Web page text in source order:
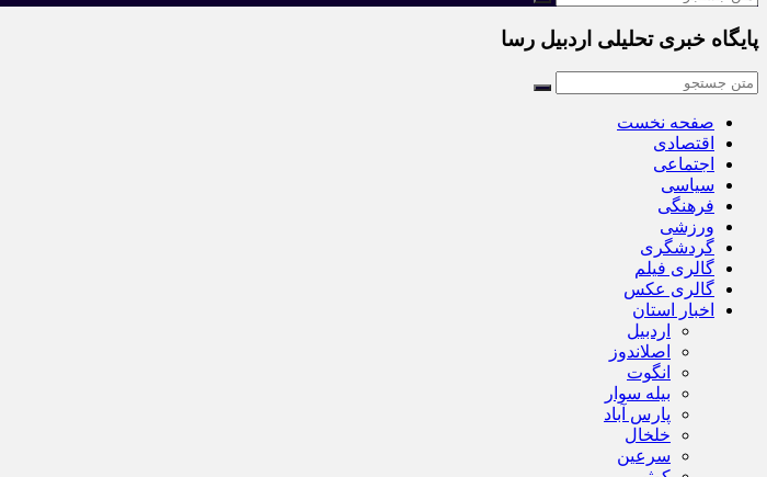
پایگاه خبری تحلیلی اردبیل رسا
صفحه نخست
اقتصادی
اجتماعی
سیاسی
فرهنگی
ورزشی
گردشگری
گالری فیلم
گالری عکس
اخبار استان
اردبیل
اصلاندوز
انگوت
بیله سوار
پارس آباد
خلخال
سرعین